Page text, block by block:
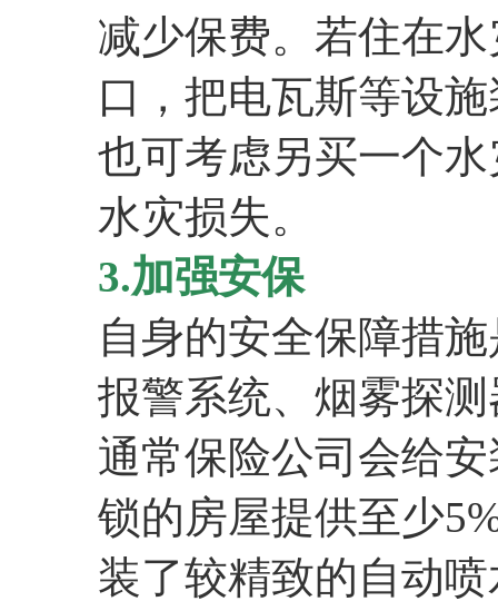
减少保费。若住在
口，把电瓦斯等设
也可考虑另买一个
水灾损失。
3.加强安保
自身的安全保障措
报警系统、烟雾探
通常保险公司会给
锁的房屋提供至少
装了较精致的自动